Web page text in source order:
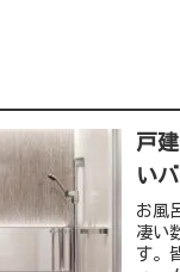
戸
い
お風
凄い
す。